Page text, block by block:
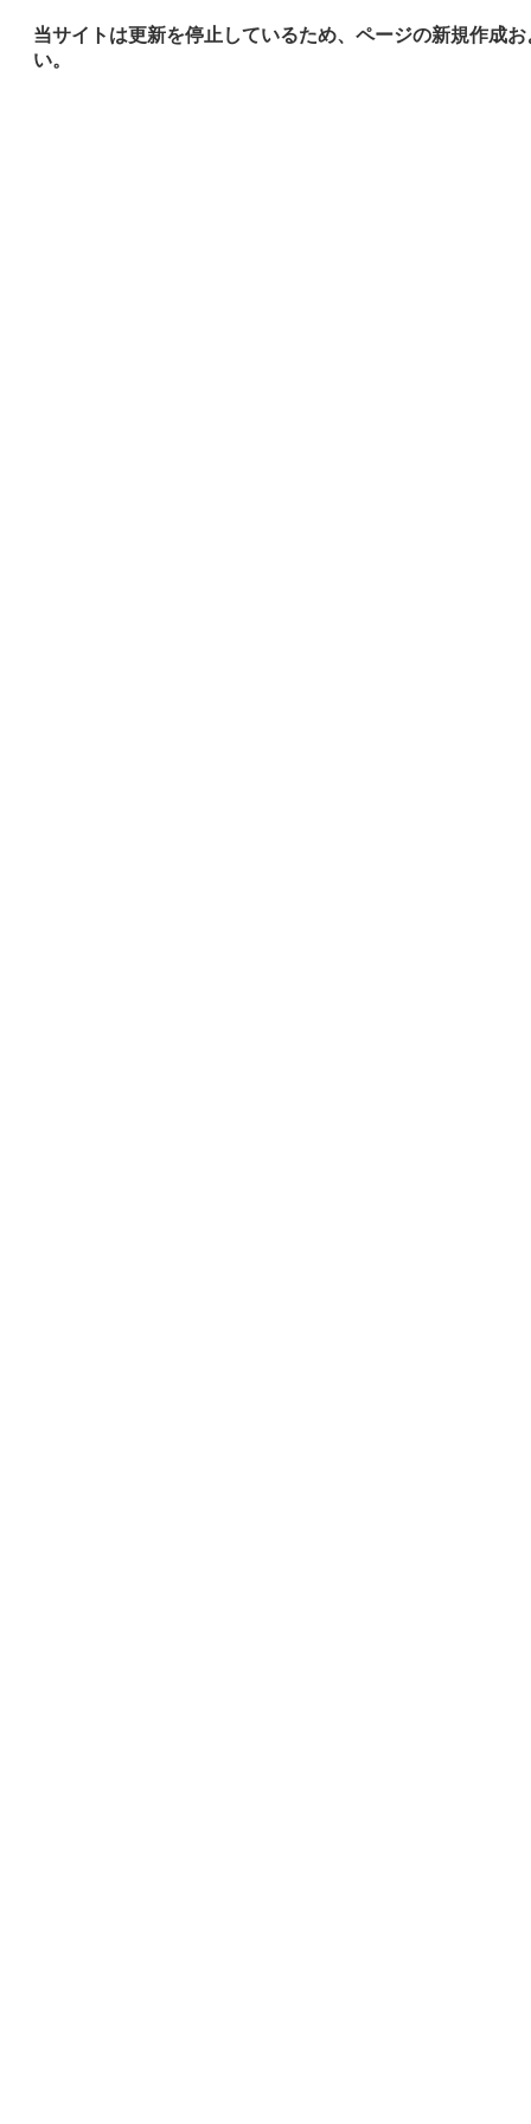
当サイトは更新を停止しているため、ページの新規作成
い。